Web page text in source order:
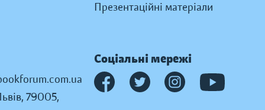
Презентаційні матеріали
79005,
Соціальні мережі